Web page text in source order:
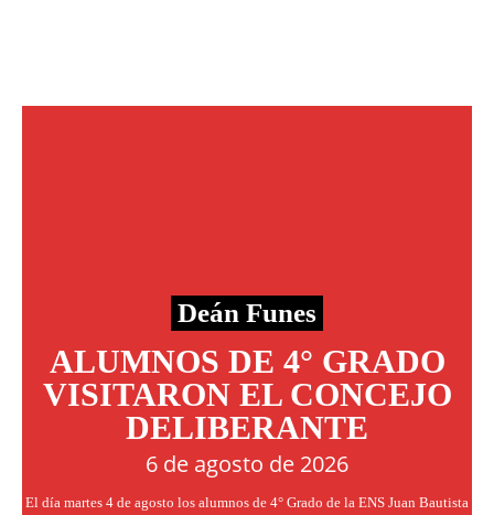
Deán Funes
ALUMNOS DE 4° GRADO
VISITARON EL CONCEJO
DELIBERANTE
6 de agosto de 2026
El día martes 4 de agosto los alumnos de 4° Grado de la ENS Juan Bautista